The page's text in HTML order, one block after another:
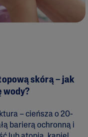
skórą – jak
wody?
– cieńsza o 20-
barierą ochronną i